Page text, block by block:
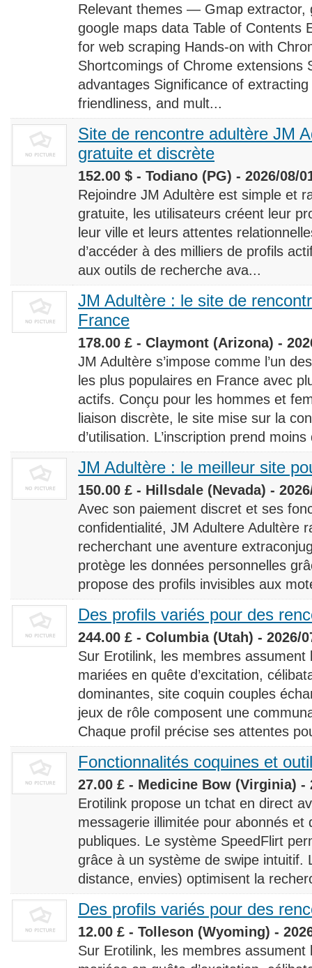
Relevant themes — Gmap extractor,
google maps data Table of Contents
for web scraping Hands-on with
Shortcomings of Chrome extensions
advantages Significance of
friendliness, and mult...
Site de rencontre adultère JM
gratuite et discrète
152.00 $ - Todiano (PG) - 2026/08/
Rejoindre JM Adultère est simple et
gratuite, les utilisateurs créent leur
leur ville et leurs attentes
d’accéder à des milliers de profils
aux outils de recherche ava...
JM Adultère : le site de
France
178.00 £ - Claymont (Arizona) -
JM Adultère s’impose comme l’un
les plus populaires en France avec
actifs. Conçu pour les hommes et
liaison discrète, le site mise sur la
d’utilisation. L’inscription prend
JM Adultère : le meilleur site
150.00 £ - Hillsdale (Nevada) -
Avec son paiement discret et ses
confidentialité, JM Adultere Adultère
recherchant une aventure
protège les données personnelles
propose des profils invisibles aux
Des profils variés pour des
244.00 £ - Columbia (Utah) - 2026/
Sur Erotilink, les membres
mariées en quête d’excitation,
dominantes, site coquin couples
jeux de rôle composent une
Chaque profil précise ses attentes
Fonctionnalités coquines et
27.00 £ - Medicine Bow (Virginia) -
Erotilink propose un tchat en direct
messagerie illimitée pour abonnés et
publiques. Le système SpeedFlirt
grâce à un système de swipe intuitif.
distance, envies) optimisent la
Des profils variés pour des
12.00 £ - Tolleson (Wyoming) -
Sur Erotilink, les membres